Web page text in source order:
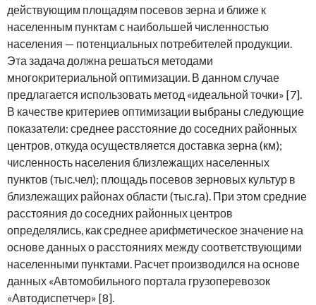
действующим площадям посевов зерна и ближе к
населенным пунктам с наибольшей численностью
населения — потенциальных потребителей продукции.
Эта задача должна решаться методами
многокритериальной оптимизации. В данном случае
предлагается использовать метод «идеальной точки» [7].
В качестве критериев оптимизации выбраны следующие
показатели: среднее расстояние до соседних районных
центров, откуда осуществляется доставка зерна (км);
численность населения близлежащих населенных
пунктов (тыс.чел); площадь посевов зерновых культур в
близлежащих районах области (тыс.га). При этом средние
расстояния до соседних районных центров
определялись, как среднее арифметическое значение на
основе данных о расстояниях между соответствующими
населенными пунктами. Расчет производился на основе
данных «Автомобильного портала грузоперевозок
«Автодиспетчер» [8].